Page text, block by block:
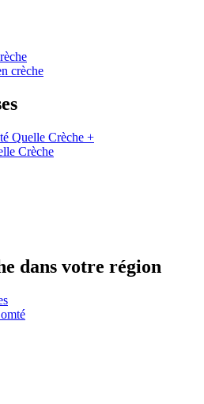
crèche
Quelle Crèche +
Crèche
dans votre région